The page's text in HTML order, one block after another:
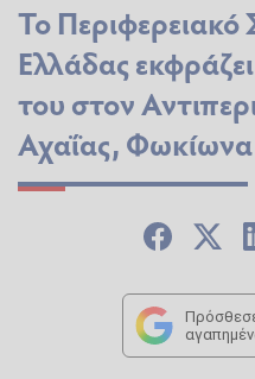
Το Περιφερειακό
Ελλάδας
του στον
Αχαΐας,